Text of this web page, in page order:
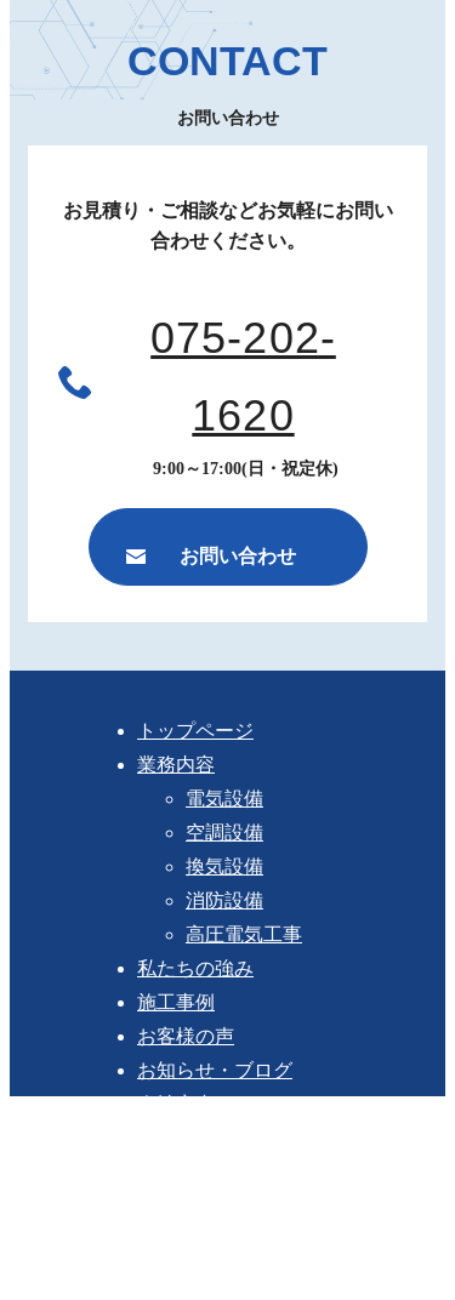
CONTACT
お問い合わせ
お見積り・ご相談などお気軽にお問い
合わせください。
075-202-
1620
9:00～17:00(日・祝定休)
お問い合わせ
トップページ
業務内容
電気設備
空調設備
換気設備
消防設備
高圧電気工事
私たちの強み
施工事例
お客様の声
お知らせ・ブログ